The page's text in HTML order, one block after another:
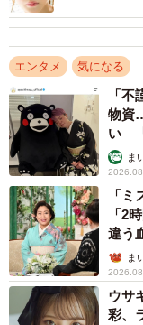
エンタメ 気になる
「
物資
い 「
ま
「
「2
違う
屋】ま
ウサ
彩、